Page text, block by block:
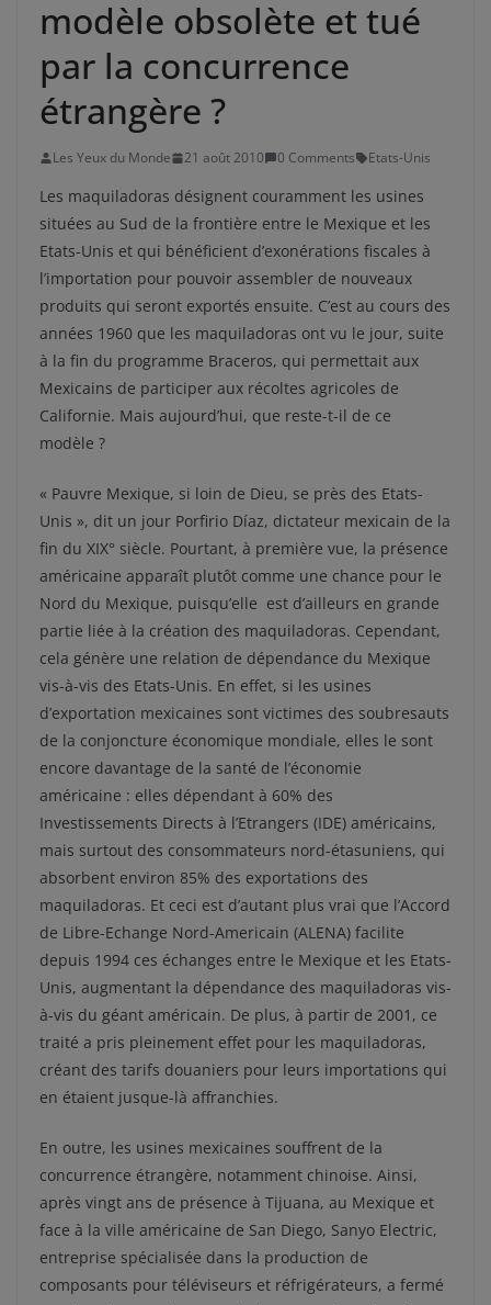
modèle obsolète et tué
par la concurrence
étrangère ?
Les Yeux du Monde 21 août 2010 0 Comments Etats-Unis
Les maquiladoras désignent couramment les usines
situées au Sud de la frontière entre le Mexique et les
Etats-Unis et qui bénéficient d’exonérations fiscales à
l’importation pour pouvoir assembler de nouveaux
produits qui seront exportés ensuite. C’est au cours des
années 1960 que les maquiladoras ont vu le jour, suite
à la fin du programme Braceros, qui permettait aux
Mexicains de participer aux récoltes agricoles de
Californie. Mais aujourd’hui, que reste-t-il de ce
modèle ?
« Pauvre Mexique, si loin de Dieu, se près des Etats-
Unis », dit un jour Porfirio Díaz, dictateur mexicain de la
fin du XIX° siècle. Pourtant, à première vue, la présence
américaine apparaît plutôt comme une chance pour le
Nord du Mexique, puisqu’elle est d’ailleurs en grande
partie liée à la création des maquiladoras. Cependant,
cela génère une relation de dépendance du Mexique
vis-à-vis des Etats-Unis. En effet, si les usines
d’exportation mexicaines sont victimes des soubresauts
de la conjoncture économique mondiale, elles le sont
encore davantage de la santé de l’économie
américaine : elles dépendant à 60% des
Investissements Directs à l’Etrangers (IDE) américains,
mais surtout des consommateurs nord-étasuniens, qui
absorbent environ 85% des exportations des
maquiladoras. Et ceci est d’autant plus vrai que l’Accord
de Libre-Echange Nord-Americain (ALENA) facilite
depuis 1994 ces échanges entre le Mexique et les Etats-
Unis, augmentant la dépendance des maquiladoras vis-
à-vis du géant américain. De plus, à partir de 2001, ce
traité a pris pleinement effet pour les maquiladoras,
créant des tarifs douaniers pour leurs importations qui
en étaient jusque-là affranchies.
En outre, les usines mexicaines souffrent de la
concurrence étrangère, notamment chinoise. Ainsi,
après vingt ans de présence à Tijuana, au Mexique et
face à la ville américaine de San Diego, Sanyo Electric,
entreprise spécialisée dans la production de
composants pour téléviseurs et réfrigérateurs, a fermé